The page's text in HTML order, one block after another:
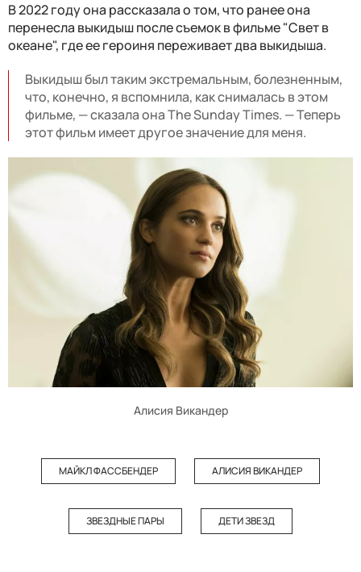
В 2022 году она рассказала о том, что ранее она
перенесла выкидыш после съемок в фильме "Свет в
океане", где ее героиня переживает два выкидыша.
Выкидыш был таким экстремальным, болезненным,
что, конечно, я вспомнила, как снималась в этом
фильме, — сказала она The Sunday Times. — Теперь
этот фильм имеет другое значение для меня.
Алисия Викандер
МАЙКЛ ФАССБЕНДЕР АЛИСИЯ ВИКАНДЕР
ЗВЕЗДНЫЕ ПАРЫ ДЕТИ ЗВЕЗД